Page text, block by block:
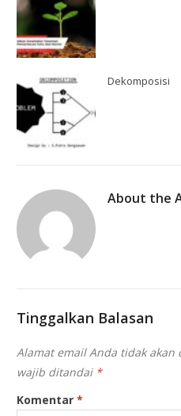
Dekomposisi
About the
Tinggalkan Balasan
Alamat email Anda tidak akan
wajib ditandai *
Komentar*